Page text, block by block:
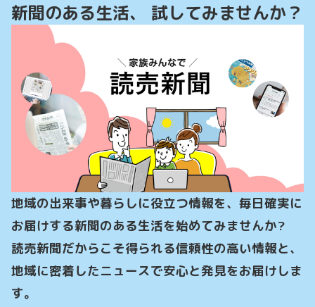
新聞のある生活、 試してみませんか？
地域の出来事や暮らしに役立つ情報を、毎日確実に
お届けする新聞のある生活を始めてみませんか?
読売新聞だからこそ得られる信頼性の高い情報と、
地域に密着したニュースで安心と発見をお届けしま
す。